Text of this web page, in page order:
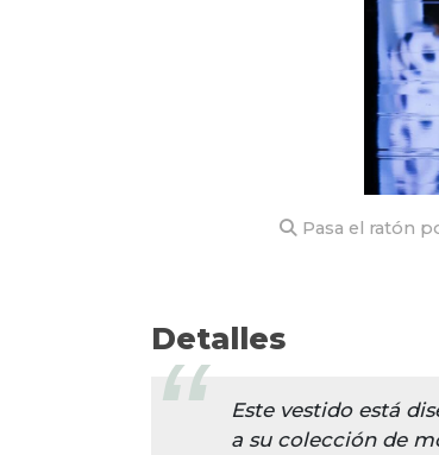
Pasa el ratón
Detalles
Este vestido está
a su colección de